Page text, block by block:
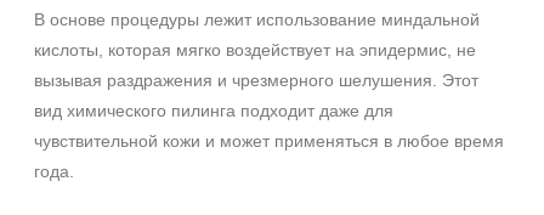
В основе процедуры лежит использование миндальной
кислоты, которая мягко воздействует на эпидермис, не
вызывая раздражения и чрезмерного шелушения. Этот
вид химического пилинга подходит даже для
чувствительной кожи и может применяться в любое время
года.